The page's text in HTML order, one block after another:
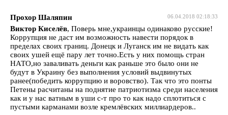
06.04.2018 02:18:33
Прохор Шаляпин
Виктор Киселёв, Поверь мне,украинцы одинаково русские!
Коррупция не даст им возможность навести порядок в
пределах своих границ. Донецк и Луганск им не видать как
своих ушей ещё пару лет точно.Есть у них помощь стран
НАТО,но заваливать деньги как раньше это было они не
будут в Украину без выполнения условий выдвинутых
ранее(победить коррупцию и воровство). Так что это понты
Петены расчитаны на поднятие патриотизма среди населения
как и у нас ватным в уши с-т про то как надо сплотиться с
пустыми карманами возле кремлёвских миллиардеров..